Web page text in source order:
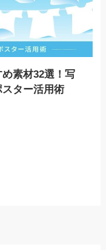
素材32選！写
ター活用術